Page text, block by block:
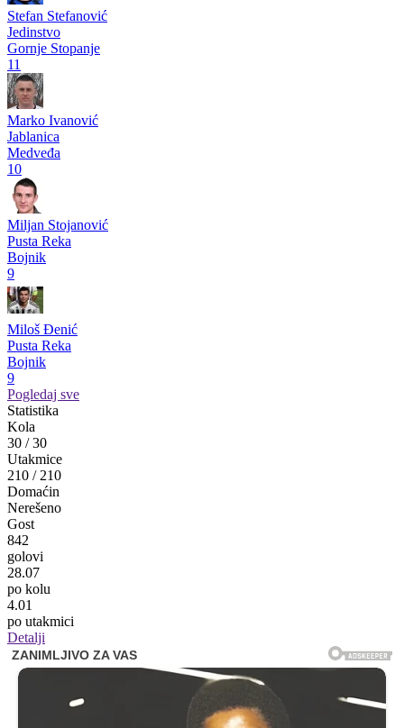
Stefan Stefanović
Jedinstvo
Gornje Stopanje
11
Marko Ivanović
Jablanica
Medveđa
10
Miljan Stojanović
Pusta Reka
Bojnik
9
Miloš Đenić
Pusta Reka
Bojnik
9
Pogledaj sve
Statistika
Kola
30 /30
Utakmice
210 / 210
Domaćin
Nerešeno
Gost
842
golovi
28.07
po kolu
4.01
po utakmici
Detalji